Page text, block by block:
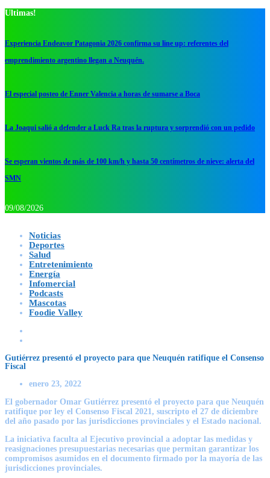
Ultimas!
Experiencia Endeavor Patagonia 2026 confirma su line up: referentes del
emprendimiento argentino llegan a Neuquén.
El especial posteo de Enner Valencia a horas de sumarse a Boca
La Joaqui salió a defender a Luck Ra tras la ruptura y sorprendió con un pedido
Se esperan vientos de más de 100 km/h y hasta 50 centímetros de nieve: alerta del
SMN
09/08/2026
Noticias
Deportes
Salud
Entretenimiento
Energía
Infomercial
Podcasts
Mascotas
Foodie Valley
Gutiérrez presentó el proyecto para que Neuquén ratifique el Consenso
Fiscal
enero 23, 2022
El gobernador Omar Gutiérrez presentó el proyecto para que Neuquén
ratifique por ley el Consenso Fiscal 2021, suscripto el 27 de diciembre
del año pasado por las jurisdicciones provinciales y el Estado nacional.
La iniciativa faculta al Ejecutivo provincial a adoptar las medidas y
reasignaciones presupuestarias necesarias que permitan garantizar los
compromisos asumidos en el documento firmado por la mayoría de las
jurisdicciones provinciales.